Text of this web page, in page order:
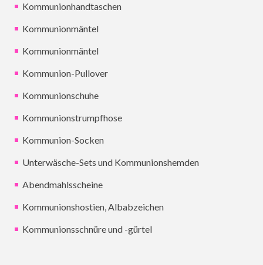
Kommunionhandtaschen
Kommunionmäntel
Kommunionmäntel
Kommunion-Pullover
Kommunionschuhe
Kommunionstrumpfhose
Kommunion-Socken
Unterwäsche-Sets und Kommunionshemden
Abendmahlsscheine
Kommunionshostien, Albabzeichen
Kommunionsschnüre und -gürtel